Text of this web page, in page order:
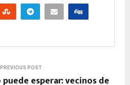
PREVIOUS POST
esperar: vecinos de